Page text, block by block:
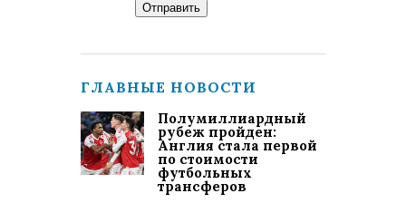
Отправить
ГЛАВНЫЕ НОВОСТИ
Полумиллиардный
рубеж пройден:
Англия стала первой
по стоимости
футбольных
трансферов